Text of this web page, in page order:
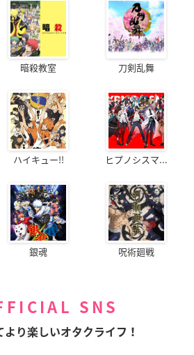
暗殺教室 刀剣乱舞
ハイキュー!! ヒプノシスマ...
銀魂 呪術廻戦
SNS
より楽しいオタクライフ！